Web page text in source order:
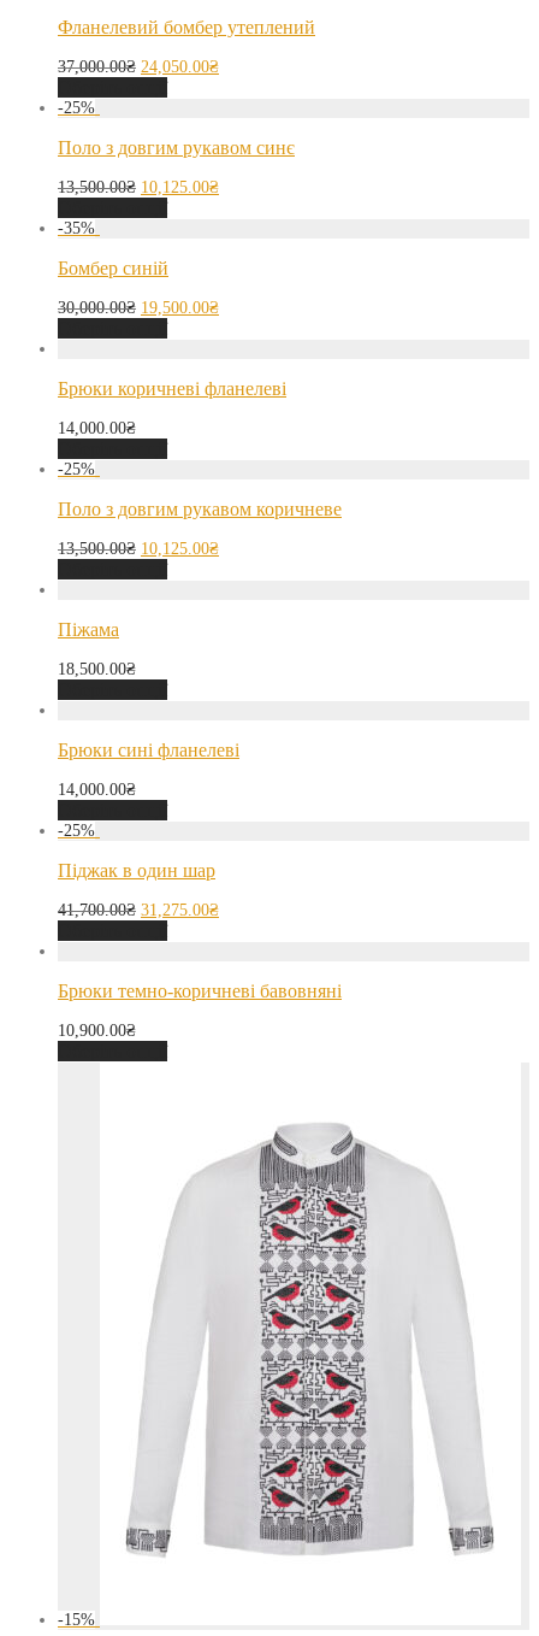
Фланелевий бомбер утеплений
37,000.00₴ 24,050.00₴
-25%
Поло з довгим рукавом синє
13,500.00₴ 10,125.00₴
-35%
Бомбер синій
30,000.00₴ 19,500.00₴
Брюки коричневі фланелеві
14,000.00₴
-25%
Поло з довгим рукавом коричневе
13,500.00₴ 10,125.00₴
Піжама
18,500.00₴
Брюки сині фланелеві
14,000.00₴
-25%
Піджак в один шар
41,700.00₴ 31,275.00₴
Брюки темно-коричневі бавовняні
10,900.00₴
-15%